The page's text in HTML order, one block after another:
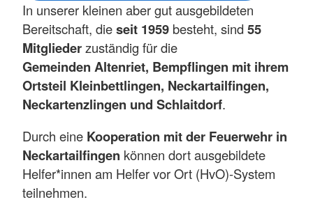
In unserer kleinen aber gut ausgebildeten
Bereitschaft, dieseit 1959 besteht, sind 55
Mitgliederzuständig für die
Gemeinden Altenriet, Bempflingen mit ihrem
Ortsteil Kleinbettlingen, Neckartailfingen,
Neckartenzlingen und Schlaitdorf.
Durch eine Kooperation mit der Feuerwehr in
Neckartailfingen können dort ausgebildete
Helfer*innen am Helfer vor Ort (HvO)-System
teilnehmen.